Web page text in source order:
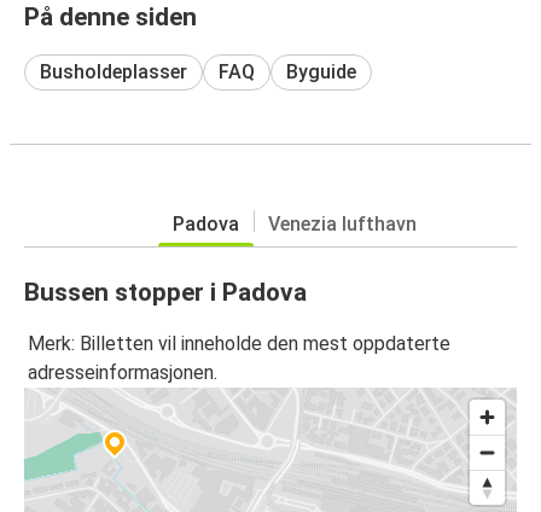
På denne siden
Busholdeplasser FAQ Byguide
Padova Venezia lufthavn
Bussen stopper i Padova
Merk: Billetten vil inneholde den mest oppdaterte
adresseinformasjonen.